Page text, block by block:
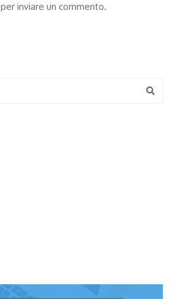
per inviare un commento.